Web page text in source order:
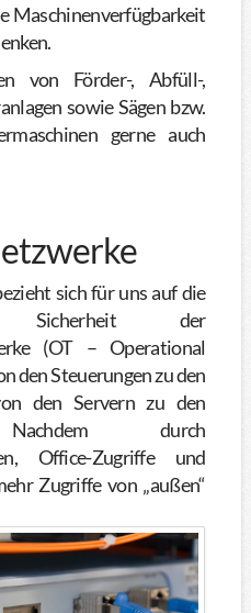
Maschinenverfügbarkeit
von Förder-, Abfüll-,
sowie Sägen bzw.
gerne auch
sich für uns auf die
der
(OT – Operational
den Steuerungen zu den
den Servern zu den
Nachdem durch
Office-Zugriffe und
Zugriffe von „außen“